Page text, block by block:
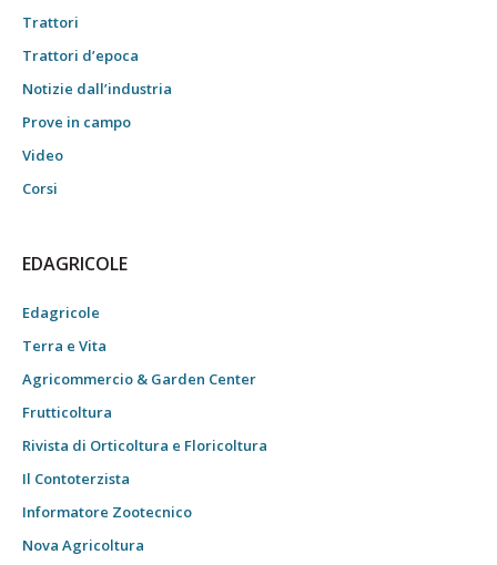
Trattori
Trattori d’epoca
Notizie dall’industria
Prove in campo
Video
Corsi
EDAGRICOLE
Edagricole
Terra e Vita
Agricommercio & Garden Center
Frutticoltura
Rivista di Orticoltura e Floricoltura
Il Contoterzista
Informatore Zootecnico
Nova Agricoltura